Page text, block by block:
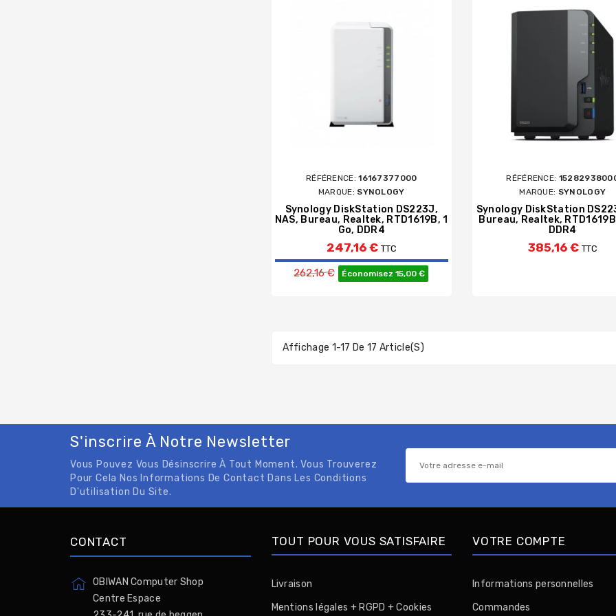
RÉFÉRENCE:16167377000
MARQUE: SYNOLOGY
Synology DiskStation DS223J,
NAS, Bureau, Realtek, RTD1619B, 1
Go, DDR4
247,16 € TTC
Prix de base
262,16 € Économisez 15,00 €
RÉFÉRENCE:
MARQUE: SYNOLOGY
Synology DiskStation
Bureau, Realtek,
DDR4
385,16 € TTC
Affichage 1-17 De 17 Article(s)
S'inscrire À Notre Newsletter
Vous Pouvez Vous Désinscrire À Tout Moment. Vous Trouverez
Pour Cela Nos Informations De Contact Dans Les Conditions
D'utilisation Du Site.
CONTACT
OBIWAN Computer Shop
Centre Espace
TOUT POUR VOUS SATISFAIRE
Livraison
Mentions légales + RGPD + Cookies
VOTRE COMPTE
Informations personnelles
Commandes